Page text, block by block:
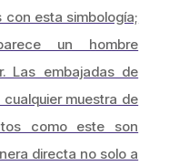
con esta simbología;
un hombre
Las embajadas de
muestra de
como este son
directa no solo a